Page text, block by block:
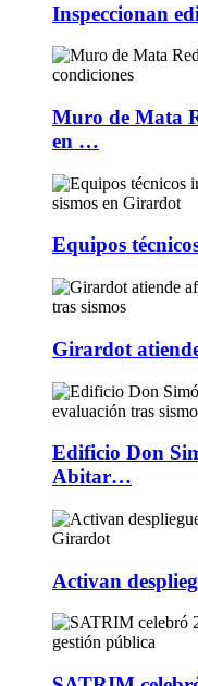
Inspeccionan
Muro de Mata
en …
Equipos
Girardot
Edificio Don
Abitar…
Activan